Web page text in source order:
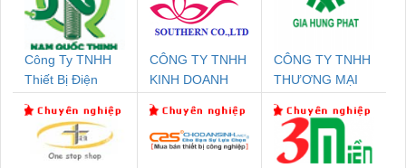
Công Ty TNHH
Thiết Bị Điện
CÔNG TY TNHH
KINH DOANH
PHƯƠNG NAM
CÔNG TY TNHH
THƯƠNG MẠI
THUẬT ĐIỆN CƠ
GIA HƯNG
PHÁT